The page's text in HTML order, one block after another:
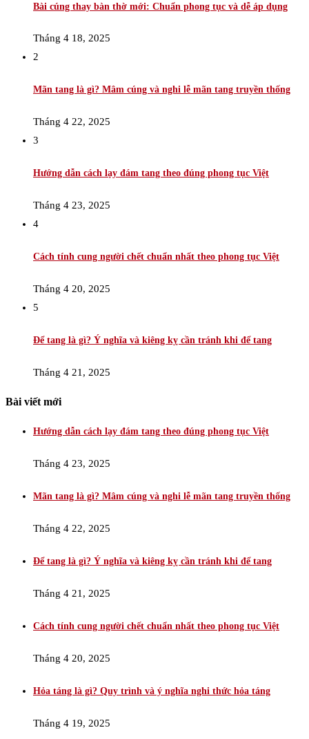
Bài cúng thay bàn thờ mới: Chuẩn phong tục và dễ áp dụng
Tháng 4 18, 2025
2
Mãn tang là gì? Mâm cúng và nghi lễ mãn tang truyền thống
Tháng 4 22, 2025
3
Hướng dẫn cách lạy đám tang theo đúng phong tục Việt
Tháng 4 23, 2025
4
Cách tính cung người chết chuẩn nhất theo phong tục Việt
Tháng 4 20, 2025
5
Để tang là gì? Ý nghĩa và kiêng kỵ cần tránh khi để tang
Tháng 4 21, 2025
Bài viết mới
Hướng dẫn cách lạy đám tang theo đúng phong tục Việt
Tháng 4 23, 2025
Mãn tang là gì? Mâm cúng và nghi lễ mãn tang truyền thống
Tháng 4 22, 2025
Để tang là gì? Ý nghĩa và kiêng kỵ cần tránh khi để tang
Tháng 4 21, 2025
Cách tính cung người chết chuẩn nhất theo phong tục Việt
Tháng 4 20, 2025
Hỏa táng là gì? Quy trình và ý nghĩa nghi thức hỏa táng
Tháng 4 19, 2025